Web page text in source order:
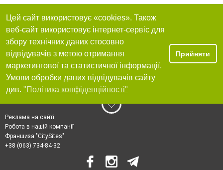
Цей сайт використовує «cookies». Також
веб-сайт використовує інтернет-сервіс для
збору технічних даних стосовно
відвідувачів з метою отримання
маркетингової та статистичної інформації.
Умови обробки даних відвідувачів сайту
див. "Політика конфіденційності"
Прийняти
Реклама на сайті
Робота в нашій компанії
Франшиза "CitySites"
+38 (063) 734-84-32